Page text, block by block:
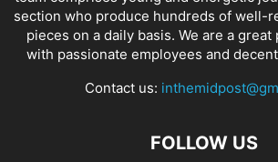
section who produce hundreds of well-
pieces on a daily basis. We are a
with passionate employees and
Contact us:
FOLLOW US